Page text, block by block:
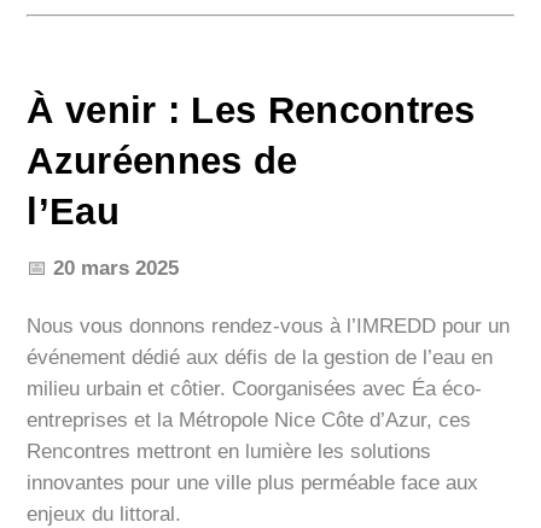
À venir : Les Rencontres
Azuréennes de
l’Eau
📅20 mars 2025
Nous vous donnons rendez-vous à l’IMREDD pour un
événement dédié aux défis de la gestion de l’eau en
milieu urbain et côtier. Coorganisées avec Éa éco-
entreprises et la Métropole Nice Côte d’Azur, ces
Rencontres mettront en lumière les solutions
innovantes pour une ville plus perméable face aux
enjeux du littoral.